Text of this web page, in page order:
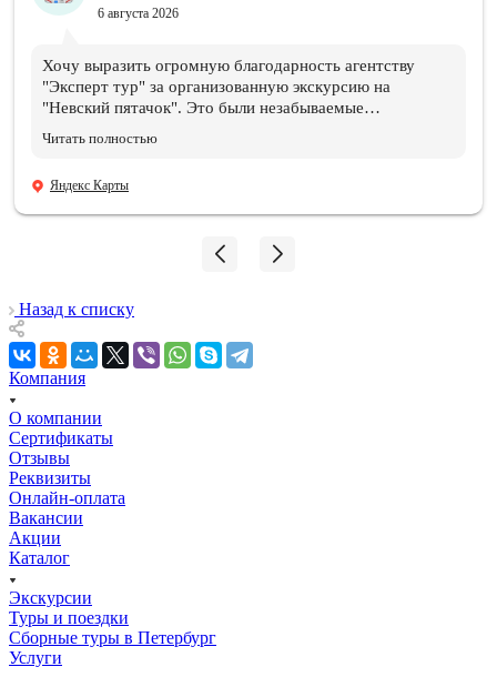
6 августа 2026
Хочу выразить огромную благодарность агентству
"Эксперт тур" за организованную экскурсию на
"Невский пятачок". Это были незабываемые
впечатления, и память, которые останутся навсегда.
Мой сын знает теперь, где совершил подвиг и погиб его
Читать полностью
Яндекс Карты
Назад к списку
Компания
О компании
Сертификаты
Отзывы
Реквизиты
Онлайн-оплата
Вакансии
Акции
Каталог
Экскурсии
Туры и поездки
Сборные туры в Петербург
Услуги